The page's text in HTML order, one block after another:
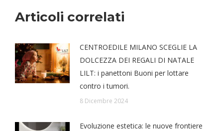
Articoli correlati
CENTROEDILE MILANO SCEGLIE LA
DOLCEZZA DEI REGALI DI NATALE
LILT: i panettoni Buoni per lottare
contro i tumori.
8 Dicembre 2024
Evoluzione estetica: le nuove frontiere